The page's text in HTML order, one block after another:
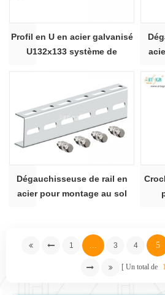
Profil en U en acier galvanisé
U132x133 système de
chapeau
Dégauchisseuse de rail en
acier pour montage au sol
1 ... 3 4 5
Un total de